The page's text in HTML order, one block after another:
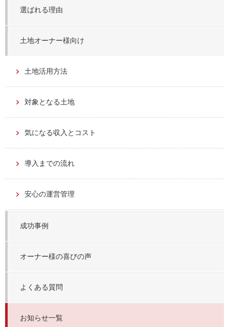
選ばれる理由
土地オーナー様向け
土地活用方法
対象となる土地
気になる収入とコスト
導入までの流れ
安心の運営管理
成功事例
オーナー様の喜びの声
よくある質問
お知らせ一覧